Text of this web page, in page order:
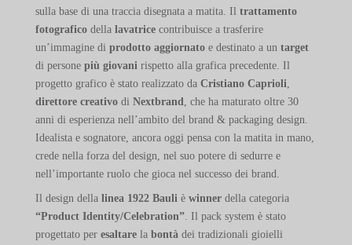
sulla base di una traccia disegnata a matita. Il trattamento
fotograficodella lavatricecontribuisce a trasferire
un’immagine di prodotto aggiornatoe destinato a un target
di persone più giovani rispetto alla grafica precedente. Il
progetto grafico è stato realizzato daCristiano Caprioli
direttore creativodi Nextbrand , che ha maturato oltre 30
anni di esperienza nell’ambito del brand & packaging design.
Idealista e sognatore, ancora oggi pensa con la matita in mano,
crede nella forza del design, nel suo potere di sedurre e
nell’importante ruolo che gioca nel successo dei brand.
Il design della linea 1922 Bauli è winnerdella categoria
“Product Identity/Celebration”. Il pack system è stato
progettato per esaltarela bontà dei tradizionali gioielli